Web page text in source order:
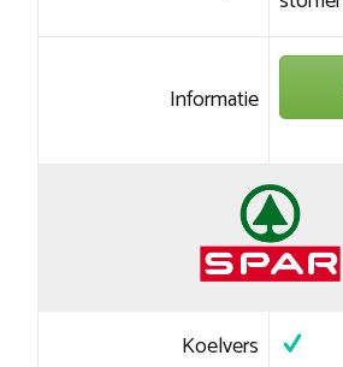
Informatie
Koelvers